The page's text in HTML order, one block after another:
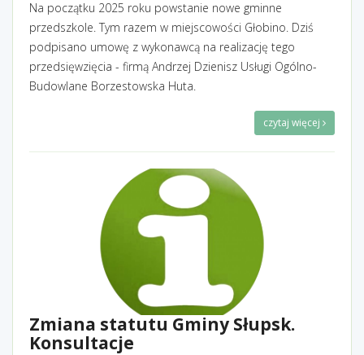
Na początku 2025 roku powstanie nowe gminne
przedszkole. Tym razem w miejscowości Głobino. Dziś
podpisano umowę z wykonawcą na realizację tego
przedsięwzięcia - firmą Andrzej Dzienisz Usługi Ogólno-
Budowlane Borzestowska Huta.
czytaj więcej
Zmiana statutu Gminy Słupsk.
Konsultacje